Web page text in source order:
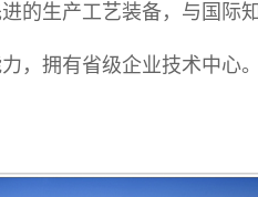
的生产工艺装备，与国际
，拥有省级企业技术中心